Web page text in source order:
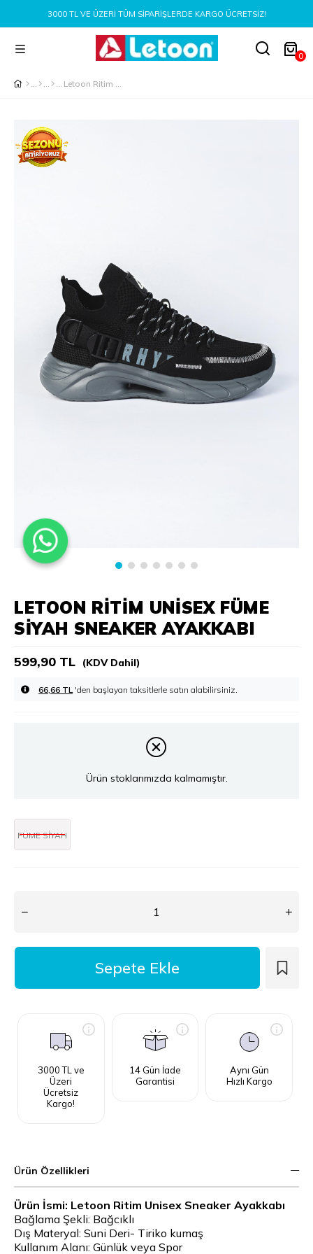
3000 TL VE ÜZERI TÜM SIPARIŞLERDE KARGO ÜCRETSIZ!
0
Letoon Ritim Unisex Füme Siyah Sneaker Ayakkabı
LETOON RITIM UNISEX FÜME
SIYAH SNEAKER AYAKKABI
599,90 TL (KDV Dahil)
66,66 TL 'den başlayan taksitlerle
Ürün stoklarımızda kalmamıştır.
FÜME SİYAH
3000 TL ve
Üzeri
Ücretsiz
Kargo!
14 Gün İade
Garantisi
Aynı Gün
Hızlı Kargo
Ürün Özellikleri
Ürün İsmi: Letoon Ritim Unisex Sneaker Ayakkabı
Bağlama Şekli: Bağcıklı
Dış Materyal: Suni Deri- Tiriko kumaş
Kullanım Alanı: Günlük veya Spor